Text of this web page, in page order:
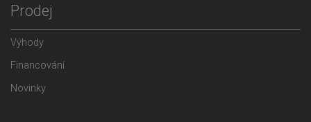
Prodej
Výhody
Financování
Novinky